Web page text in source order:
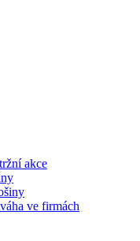
akce
ve firmách